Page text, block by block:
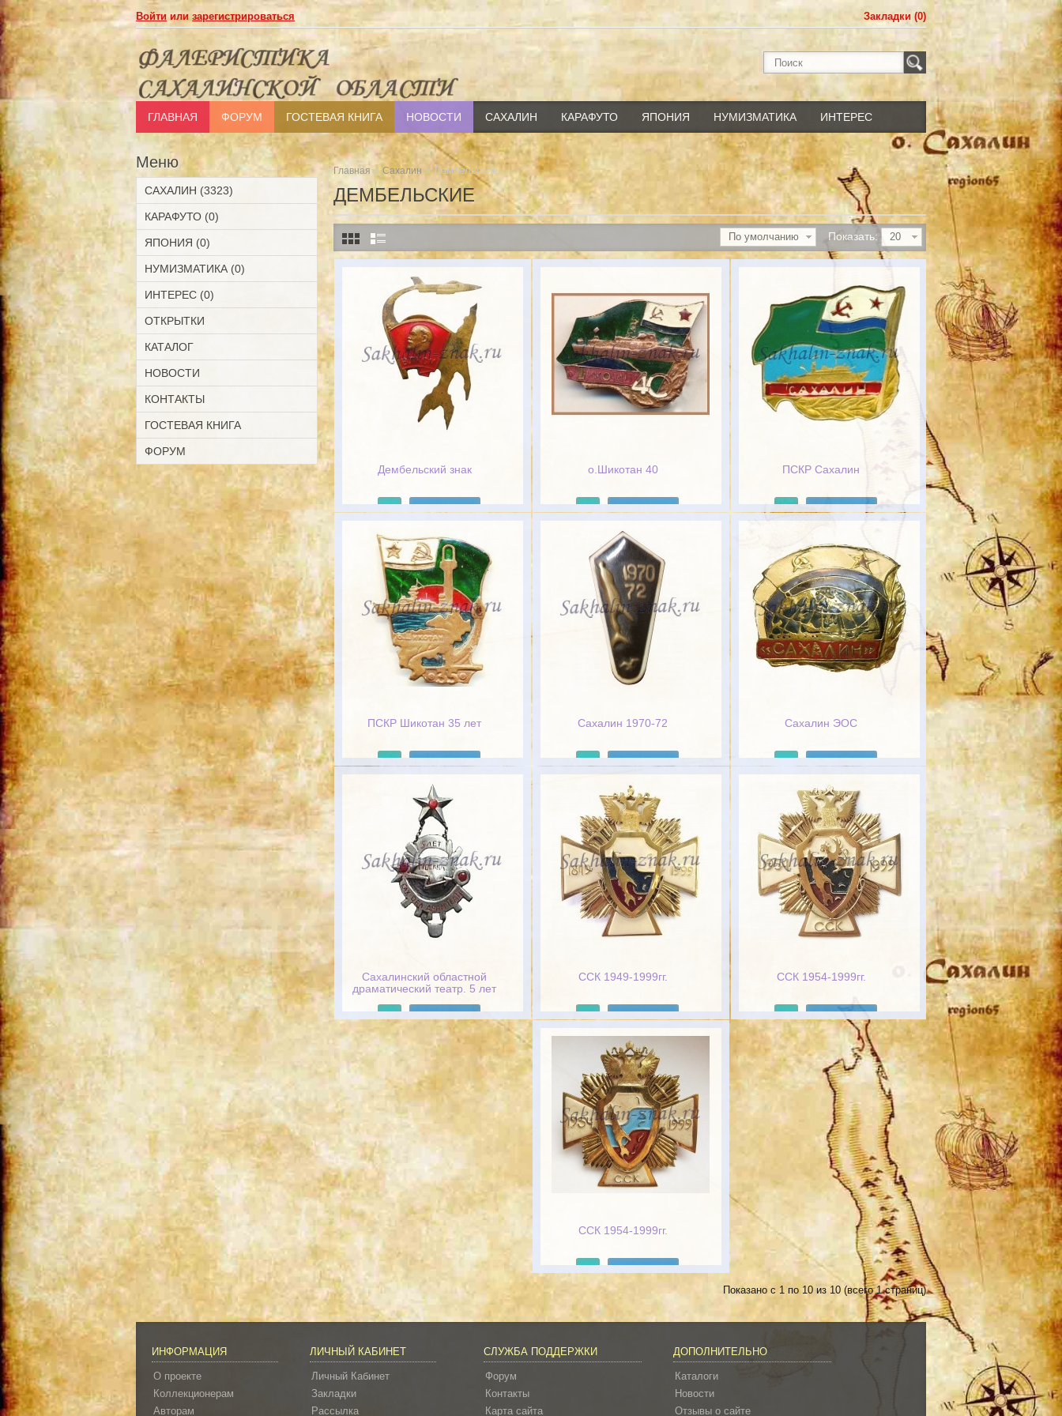
Войти илизарегистрироваться Закладки (0)
ГЛАВНАЯ ФОРУМ ГОСТЕВАЯ КНИГА НОВОСТИ САХАЛИН КАРАФУТО ЯПОНИЯ НУМИЗМАТИКА ИНТЕРЕС
Меню
САХАЛИН (3323)
КАРАФУТО (0)
ЯПОНИЯ (0)
НУМИЗМАТИКА (0)
ИНТЕРЕС (0)
ОТКРЫТКИ
КАТАЛОГ
НОВОСТИ
КОНТАКТЫ
ГОСТЕВАЯ КНИГА
ФОРУМ
Главная » Сахалин » Дембельские
ДЕМБЕЛЬСКИЕ
Показать: 20
По умолчанию
Дембельский знак о.Шикотан 40 ПСКР Сахалин
ПСКР Шикотан 35 лет Сахалин 1970-72 Сахалин ЭОС
Сахалинский областной
драматический театр. 5 лет
ССК 1949-1999гг. ССК 1954-1999гг.
ССК 1954-1999гг.
Показано с 1 по 10 из 10 (всего 1 страниц)
ИНФОРМАЦИЯ
О проекте
Коллекционерам
Авторам
ЛИЧНЫЙ КАБИНЕТ
Личный Кабинет
Закладки
Рассылка
СЛУЖБА ПОДДЕРЖКИ
Форум
Контакты
Карта сайта
ДОПОЛНИТЕЛЬНО
Каталоги
Новости
Отзывы о сайте